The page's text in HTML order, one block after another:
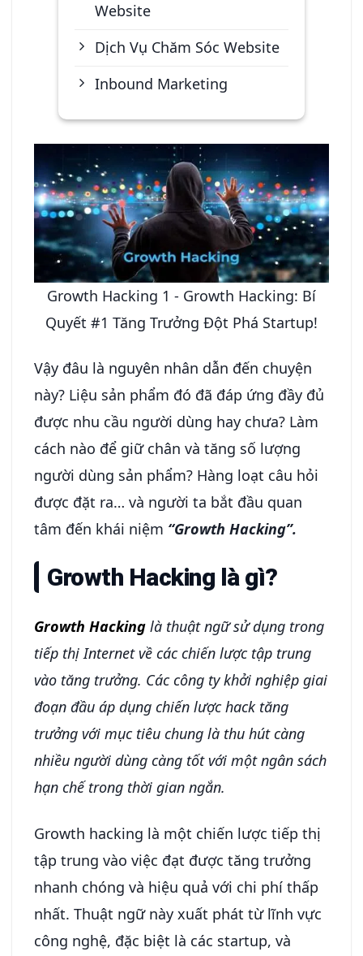
Website
Dịch Vụ Chăm Sóc Website
Inbound Marketing
Growth Hacking 1 - Growth Hacking: Bí
Quyết #1 Tăng Trưởng Đột Phá Startup!
Vậy đâu là nguyên nhân dẫn đến chuyện
này? Liệu sản phẩm đó đã đáp ứng đầy đủ
được nhu cầu người dùng hay chưa? Làm
cách nào để giữ chân và tăng số lượng
người dùng sản phẩm? Hàng loạt câu hỏi
được đặt ra… và người ta bắt đầu quan
tâm đến khái niệm “Growth Hacking”.
Growth Hacking là gì?
Growth Hacking là thuật ngữ sử dụng trong
tiếp thị Internet về các chiến lược tập trung
vào tăng trưởng. Các công ty khởi nghiệp giai
đoạn đầu áp dụng chiến lược hack tăng
trưởng với mục tiêu chung là thu hút càng
nhiều người dùng càng tốt với một ngân sách
hạn chế trong thời gian ngắn.
Growth hacking là một chiến lược tiếp thị
tập trung vào việc đạt được tăng trưởng
nhanh chóng và hiệu quả với chi phí thấp
nhất. Thuật ngữ này xuất phát từ lĩnh vực
công nghệ, đặc biệt là các startup, và